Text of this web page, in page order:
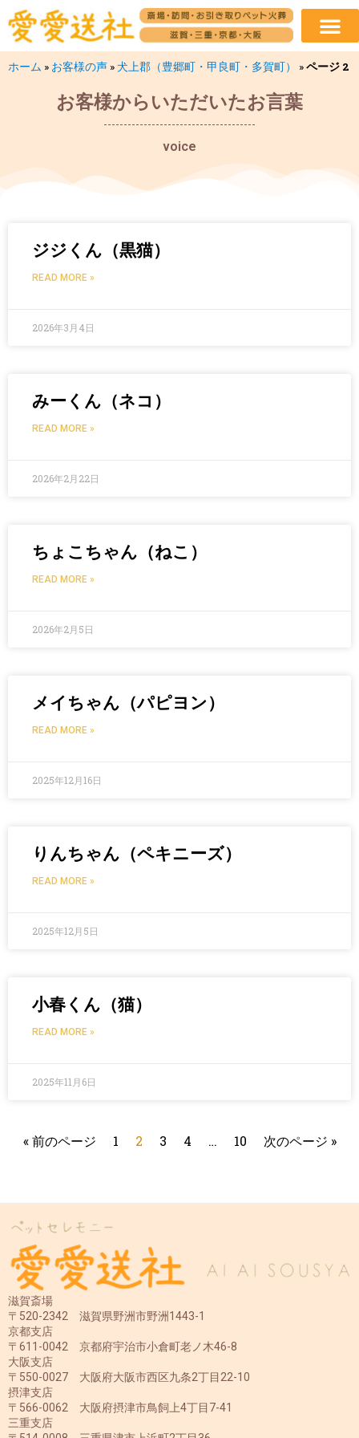
ホーム » お客様の声 »犬上郡（豊郷町・甲良町・多賀町） »ページ 2
お客様からいただいたお言葉
voice
ジジくん（黒猫）
READ MORE »
2026年3月4日
みーくん（ネコ）
READ MORE »
2026年2月22日
ちょこちゃん（ねこ）
READ MORE »
2026年2月5日
メイちゃん（パピヨン）
READ MORE »
2025年12月16日
りんちゃん（ペキニーズ）
READ MORE »
2025年12月5日
小春くん（猫）
READ MORE »
2025年11月6日
« 前のページ 1 2 3 4 … 10 次のページ »
滋賀斎場
〒520-2342 滋賀県野洲市野洲1443-1
京都支店
〒611-0042 京都府宇治市小倉町老ノ木46-8
大阪支店
〒550-0027 大阪府大阪市西区九条2丁目22-10
摂津支店
〒566-0062 大阪府摂津市鳥飼上4丁目7-41
三重支店